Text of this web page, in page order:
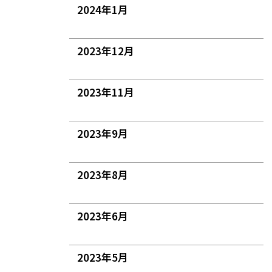
2024年1月
2023年12月
2023年11月
2023年9月
2023年8月
2023年6月
2023年5月